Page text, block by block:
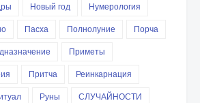
Новый год
Нумерология
Пасха Полнолуние
Порча
Приметы
Притча
Реинкарнация
Руны
СЛУЧАЙНОСТИ